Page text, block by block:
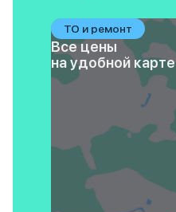
ТО и ремонт
Все цены
на удобной карте